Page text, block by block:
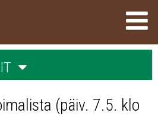
(PÄIV. 7.5. KLO 15.10) (9.2.2026)
(päiv. 7.5. klo